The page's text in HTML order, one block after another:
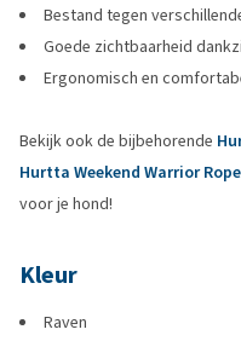
Bestand tegen
Goede zichtbaarheid
Ergonomisch en
Bekijk ook de bijbehorende
Hurtta Weekend Warrior
voor je hond!
Kleur
Raven